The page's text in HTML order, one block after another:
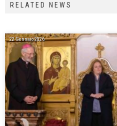
RELATED NEWS
22 Gennaio 2026